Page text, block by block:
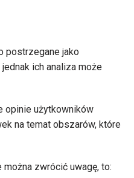
postrzegane jako
ich analiza może
opinie użytkowników
na temat obszarów, które
można zwrócić uwagę, to: